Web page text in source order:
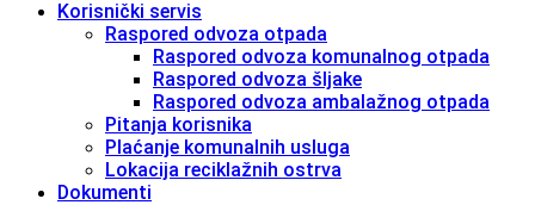
Korisnički servis
Raspored odvoza otpada
Raspored odvoza komunalnog otpada
Raspored odvoza šljake
Raspored odvoza ambalažnog otpada
Pitanja korisnika
Plaćanje komunalnih usluga
Lokacija reciklažnih ostrva
Dokumenti